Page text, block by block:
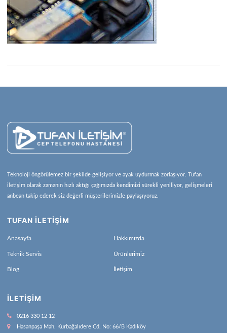
Teknoloji öngörülemez bir şekilde gelişiyor ve ayak uydurmak zorlaşıyor. Tufan
iletişim olarak zamanın hızlı aktığı çağımızda kendimizi sürekli yeniliyor, gelişmeleri
anbean takip ederek siz değerli müşterilerimizle paylaşıyoruz.
TUFAN İLETİŞİM
Anasayfa Hakkımızda
Teknik Servis Ürünlerimiz
Blog İletişim
İLETIŞIM
0216 330 12 12
Hasanpaşa Mah. Kurbağalıdere Cd. No: 66/B Kadıköy